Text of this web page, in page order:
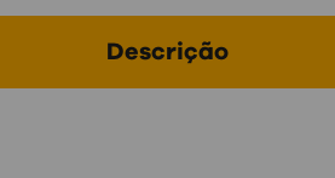
Descrição